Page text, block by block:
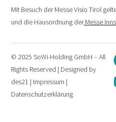
Mit Besuch der Messe Visio Tirol
und die Hausordnung derMesse
© 2025 SoWi-Holding GmbH – All
Rights Reserved | Designed by
des21 | Impressum |
Datenschutzerklärung